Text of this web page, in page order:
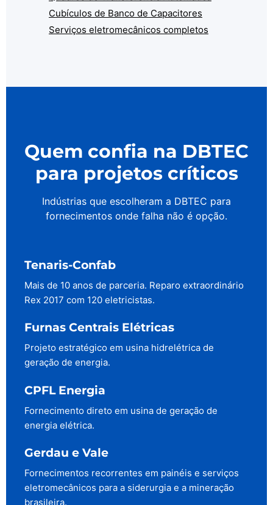
Cubículos de Banco de Capacitores
Serviços eletromecânicos completos
Quem confia na DBTEC
para projetos críticos
Indústrias que escolheram a DBTEC para
fornecimentos onde falha não é opção.
Tenaris-Confab
Mais de 10 anos de parceria. Reparo extraordinário
Rex 2017 com 120 eletricistas.
Furnas Centrais Elétricas
Projeto estratégico em usina hidrelétrica de
geração de energia.
CPFL Energia
Fornecimento direto em usina de geração de
energia elétrica.
Gerdau e Vale
Fornecimentos recorrentes em painéis e serviços
eletromecânicos para a siderurgia e a mineração
brasileira.